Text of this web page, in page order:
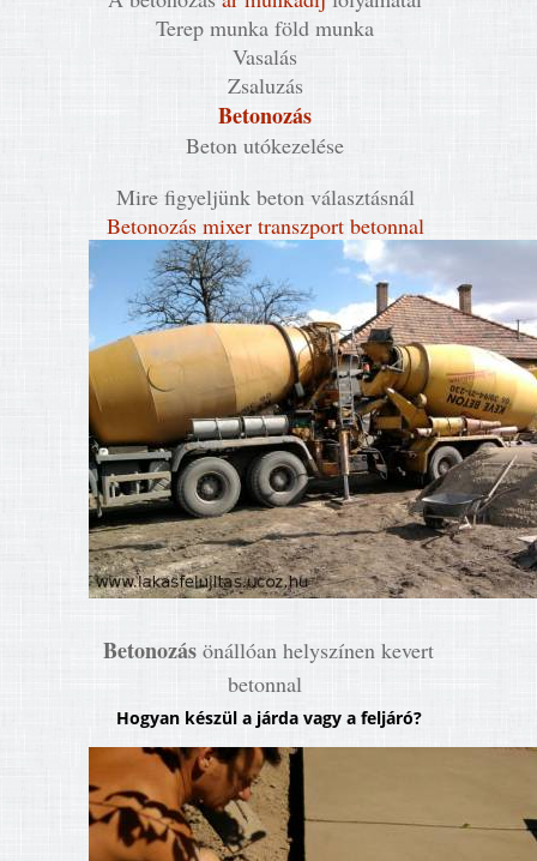
Terep munka föld munka
Vasalás
Zsaluzás
Betonozás
Beton utókezelése
Mire figyeljünk beton választásnál
Betonozás mixer transzport betonnal
Betonozás önállóan helyszínen kevert
betonnal
Hogyan készül a járda vagy a feljáró?